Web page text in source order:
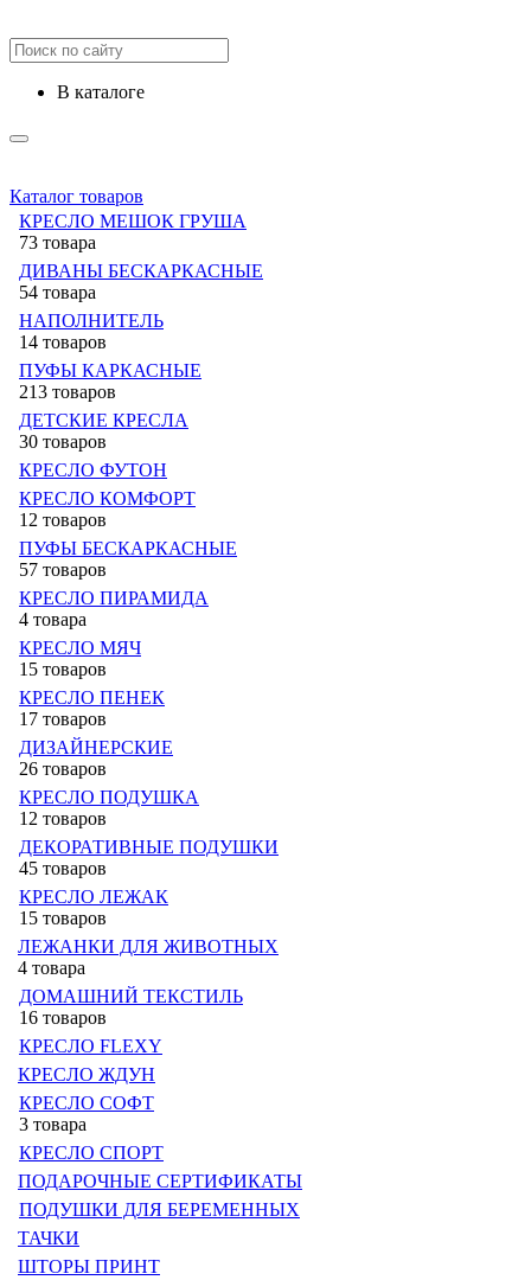
в каталоге
Каталог товаров
КРЕСЛО МЕШОК ГРУША
73 товара
ДИВАНЫ БЕСКАРКАСНЫЕ
54 товара
НАПОЛНИТЕЛЬ
14 товаров
ПУФЫ КАРКАСНЫЕ
213 товаров
ДЕТСКИЕ КРЕСЛА
30 товаров
КРЕСЛО ФУТОН
КРЕСЛО КОМФОРТ
12 товаров
ПУФЫ БЕСКАРКАСНЫЕ
57 товаров
КРЕСЛО ПИРАМИДА
4 товара
КРЕСЛО МЯЧ
15 товаров
КРЕСЛО ПЕНЕК
17 товаров
ДИЗАЙНЕРСКИЕ
26 товаров
КРЕСЛО ПОДУШКА
12 товаров
ДЕКОРАТИВНЫЕ ПОДУШКИ
45 товаров
КРЕСЛО ЛЕЖАК
15 товаров
ЛЕЖАНКИ ДЛЯ ЖИВОТНЫХ
4 товара
ДОМАШНИЙ ТЕКСТИЛЬ
16 товаров
КРЕСЛО FLEXY
КРЕСЛО ЖДУН
КРЕСЛО СОФТ
3 товара
КРЕСЛО СПОРТ
ПОДАРОЧНЫЕ СЕРТИФИКАТЫ
ПОДУШКИ ДЛЯ БЕРЕМЕННЫХ
ТАЧКИ
ШТОРЫ ПРИНТ